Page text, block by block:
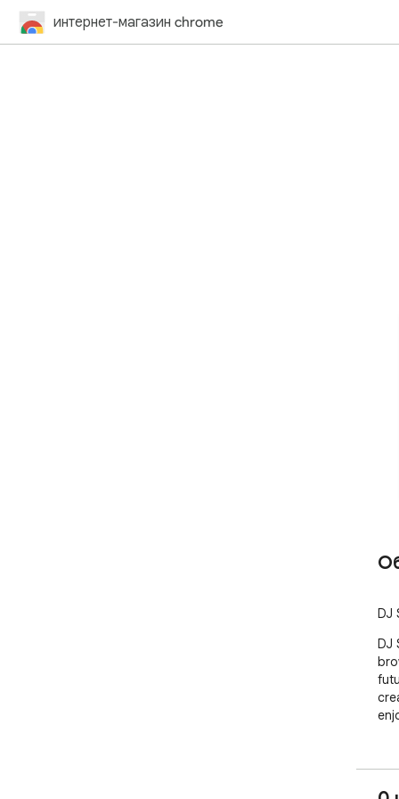
интернет-магазин chrome
DJ
DJ